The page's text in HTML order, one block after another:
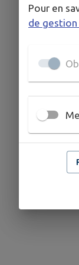
Pour en
de